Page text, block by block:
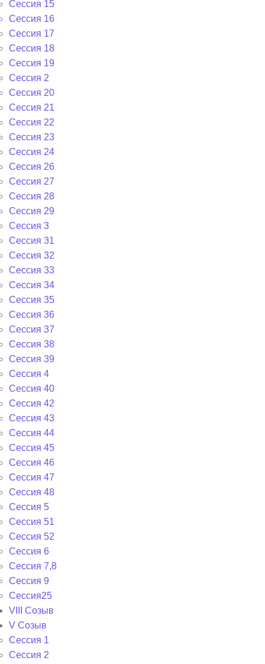
Сессия 15
Сессия 16
Сессия 17
Сессия 18
Сессия 19
Сессия 2
Сессия 20
Сессия 21
Сессия 22
Сессия 23
Сессия 24
Сессия 26
Сессия 27
Сессия 28
Сессия 29
Сессия 3
Сессия 31
Сессия 32
Сессия 33
Сессия 34
Сессия 35
Сессия 36
Сессия 37
Сессия 38
Сессия 39
Сессия 4
Сессия 40
Сессия 42
Сессия 43
Сессия 44
Сессия 45
Сессия 46
Сессия 47
Сессия 48
Сессия 5
Сессия 51
Сессия 52
Сессия 6
Сессия 7,8
Сессия 9
Сессия25
VIII Созыв
V Созыв
Сессия 1
Сессия 2